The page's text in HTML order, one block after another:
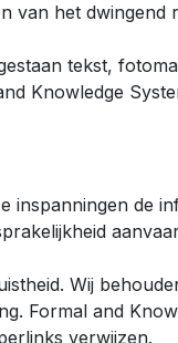
van het dwingend
tekst,
Knowledge
inspanningen de
Wij
Formal and
verwijzen.